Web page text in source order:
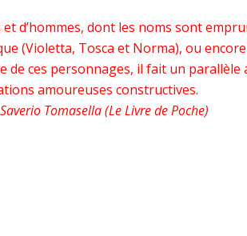
d’hommes, dont les noms sont
(Violetta, Tosca et Norma), ou
de ces personnages, il fait un parallèle
amoureuses constructives.
Tomasella (Le Livre de Poche)